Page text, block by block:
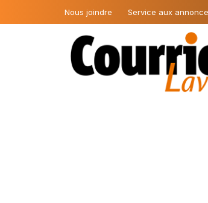
Nous joindre Service aux